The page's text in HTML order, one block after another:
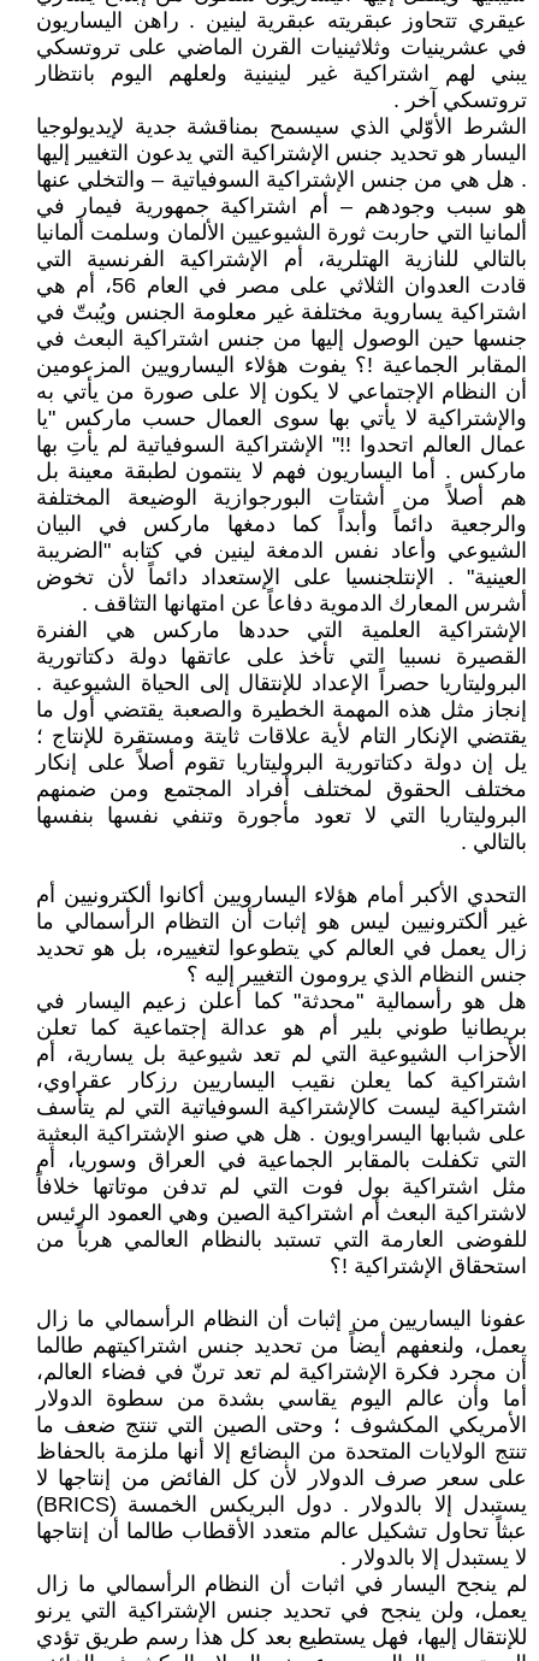
عيقري تتحاوز عبقريته عبقرية لينين . راهن اليساريون
في عشرينيات وثلاثينيات القرن الماضي على تروتسكي
يبني لهم اشتراكية غير لينينية ولعلهم اليوم بانتظار
تروتسكي آخر .
الشرط الأوّلي الذي سيسمح بمناقشة جدية لإيديولوجيا
اليسار هو تحديد جنس الإشتراكية التي يدعون التغيير إليها
. هل هي من جنس الإشتراكية السوفياتية – والتخلي عنها
هو سبب وجودهم – أم اشتراكية جمهورية فيمار في
ألمانيا التي حاربت ثورة الشيوعيين الألمان وسلمت ألمانيا
بالتالي للنازية الهتلرية، أم الإشتراكية الفرنسية التي
قادت العدوان الثلاثي على مصر في العام 56، أم هي
اشتراكية يساروية مختلفة غير معلومة الجنس ويُبتّ في
جنسها حين الوصول إليها من جنس اشتراكية البعث في
المقابر الجماعية !؟ يفوت هؤلاء اليسارويين المزعومين
أن النظام الإجتماعي لا يكون إلا على صورة من يأتي به
والإشتراكية لا يأتي بها سوى العمال حسب ماركس "يا
عمال العالم اتحدوا !!" الإشتراكية السوفياتية لم يأتِ بها
ماركس . أما اليساريون فهم لا ينتمون لطبقة معينة بل
هم أصلاً من أشتات البورجوازية الوضيعة المختلفة
والرجعية دائماً وأبداً كما دمغها ماركس في البيان
الشيوعي وأعاد نفس الدمغة لينين في كتابه "الضريبة
العينية" . الإنتلجنسيا على الإستعداد دائماً لأن تخوض
أشرس المعارك الدموية دفاعاً عن امتهانها التثاقف .
الإشتراكية العلمية التي حددها ماركس هي الفنرة
القصيرة نسبيا التي تأخذ على عاتقها دولة دكتاتورية
البروليتاريا حصراً الإعداد للإنتقال إلى الحياة الشيوعية .
إنجاز مثل هذه المهمة الخطيرة والصعبة يقتضي أول ما
يقتضي الإنكار التام لأية علاقات ثايتة ومستقرة للإنتاج ؛
يل إن دولة دكتاتورية البروليتاريا تقوم أصلاً على إنكار
مختلف الحقوق لمختلف أفراد المجتمع ومن ضمنهم
البروليتاريا التي لا تعود مأجورة وتنفي نفسها بنفسها
بالتالي .
التحدي الأكبر أمام هؤلاء اليسارويين أكانوا ألكترونيين أم
غير ألكترونيين ليس هو إثبات أن التظام الرأسمالي ما
زال يعمل في العالم كي يتطوعوا لتغييره، بل هو تحديد
جنس النظام الذي يرومون التغيير إليه ؟
هل هو رأسمالية "محدثة" كما أعلن زعيم اليسار في
بريطانيا طوني بلير أم هو عدالة إجتماعية كما تعلن
الأحزاب الشيوعية التي لم تعد شيوعية بل يسارية، أم
اشتراكية كما يعلن نقيب اليساريين رزكار عقراوي،
اشتراكية ليست كالإشتراكية السوفياتية التي لم يتأسف
على شبابها اليسراويون . هل هي صنو الإشتراكية البعثية
التي تكفلت بالمقابر الجماعية في العراق وسوريا، أم
مثل اشتراكية بول فوت التي لم تدفن موتاتها خلافاً
لاشتراكية البعث أم اشتراكية الصين وهي العمود الرئيس
للفوضى العارمة التي تستبد بالنظام العالمي هرباً من
استحقاق الإشتراكية !؟
عفونا اليساريين من إثبات أن النظام الرأسمالي ما زال
يعمل، ولنعفهم أيضاً من تحديد جنس اشتراكيتهم طالما
أن مجرد فكرة الإشتراكية لم تعد ترنّ في فضاء العالم،
أما وأن عالم اليوم يقاسي بشدة من سطوة الدولار
الأمريكي المكشوف ؛ وحتى الصين التي تنتج ضعف ما
تنتج الولايات المتحدة من البضائع إلا أنها ملزمة بالحفاظ
على سعر صرف الدولار لأن كل الفائض من إنتاجها لا
يستبدل إلا بالدولار . دول البريكس الخمسة (BRICS)
عبثاً تحاول تشكيل عالم متعدد الأقطاب طالما أن إنتاجها
لا يستبدل إلا بالدولار .
لم ينجح اليسار في اثبات أن النظام الرأسمالي ما زال
يعمل، ولن ينجح في تحديد جنس الإشتراكية التي يرنو
للإنتقال إليها، فهل يستطيع بعد كل هذا رسم طريق تؤدي